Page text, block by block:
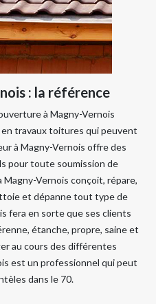
: la référence
à Magny-Vernois
travaux toitures qui peuvent
à Magny-Vernois offre des
pour toute soumission de
Vernois conçoit, répare,
et dépanne tout type de
fera en sorte que ses clients
étanche, propre, saine et
au cours des différentes
est un professionnel qui peut
dans le 70.